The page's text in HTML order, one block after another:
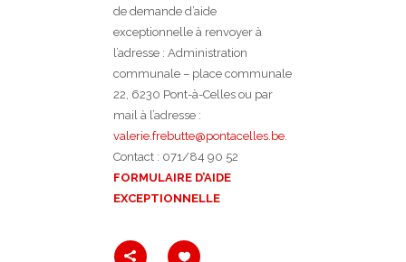
de demande d’aide
exceptionnelle à renvoyer à
l’adresse : Administration
communale – place communale
22, 6230 Pont-à-Celles ou par
mail à l’adresse :
valerie.frebutte@pontacelles.be.
Contact : 071/84 90 52
FORMULAIRE D’AIDE
EXCEPTIONNELLE